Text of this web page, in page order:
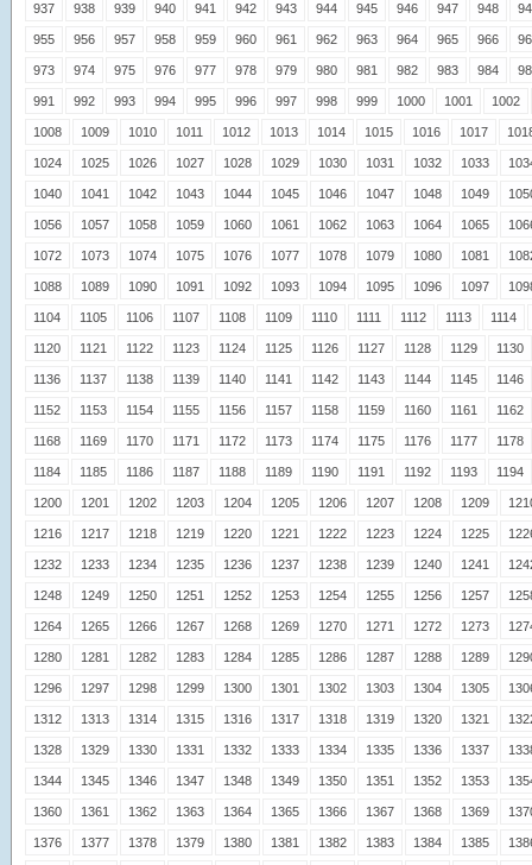
937 938 939 940 941 942 943 944 945 946 947 948
955 956 957 958 959 960 961 962 963 964 965 966
973 974 975 976 977 978 979 980 981 982 983 984
991 992 993 994 995 996 997 998 999 1000 1001 1002
1008 1009 1010 1011 1012 1013 1014 1015 1016 1017
1024 1025 1026 1027 1028 1029 1030 1031 1032 1033
1040 1041 1042 1043 1044 1045 1046 1047 1048 1049
1056 1057 1058 1059 1060 1061 1062 1063 1064 1065
1072 1073 1074 1075 1076 1077 1078 1079 1080 1081
1088 1089 1090 1091 1092 1093 1094 1095 1096 1097
1104 1105 1106 1107 1108 1109 1110 1111 1112 1113 1114
1120 1121 1122 1123 1124 1125 1126 1127 1128 1129 1130
1136 1137 1138 1139 1140 1141 1142 1143 1144 1145 1146
1152 1153 1154 1155 1156 1157 1158 1159 1160 1161 1162
1168 1169 1170 1171 1172 1173 1174 1175 1176 1177 1178
1184 1185 1186 1187 1188 1189 1190 1191 1192 1193 1194
1200 1201 1202 1203 1204 1205 1206 1207 1208 1209
1216 1217 1218 1219 1220 1221 1222 1223 1224 1225
1232 1233 1234 1235 1236 1237 1238 1239 1240 1241
1248 1249 1250 1251 1252 1253 1254 1255 1256 1257
1264 1265 1266 1267 1268 1269 1270 1271 1272 1273
1280 1281 1282 1283 1284 1285 1286 1287 1288 1289
1296 1297 1298 1299 1300 1301 1302 1303 1304 1305
1312 1313 1314 1315 1316 1317 1318 1319 1320 1321
1328 1329 1330 1331 1332 1333 1334 1335 1336 1337
1344 1345 1346 1347 1348 1349 1350 1351 1352 1353
1360 1361 1362 1363 1364 1365 1366 1367 1368 1369
1376 1377 1378 1379 1380 1381 1382 1383 1384 1385